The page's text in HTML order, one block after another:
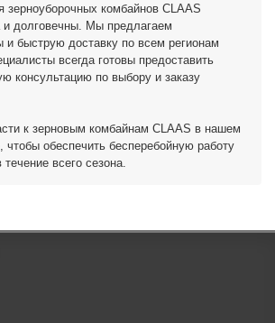
зерноуборочных комбайнов CLAAS
и долговечны. Мы предлагаем
и быструю доставку по всем регионам
всегда готовы предоставить
консультацию по выбору и заказу
к зерновым комбайнам CLAAS в нашем
чтобы обеспечить бесперебойную работу
всего сезона.